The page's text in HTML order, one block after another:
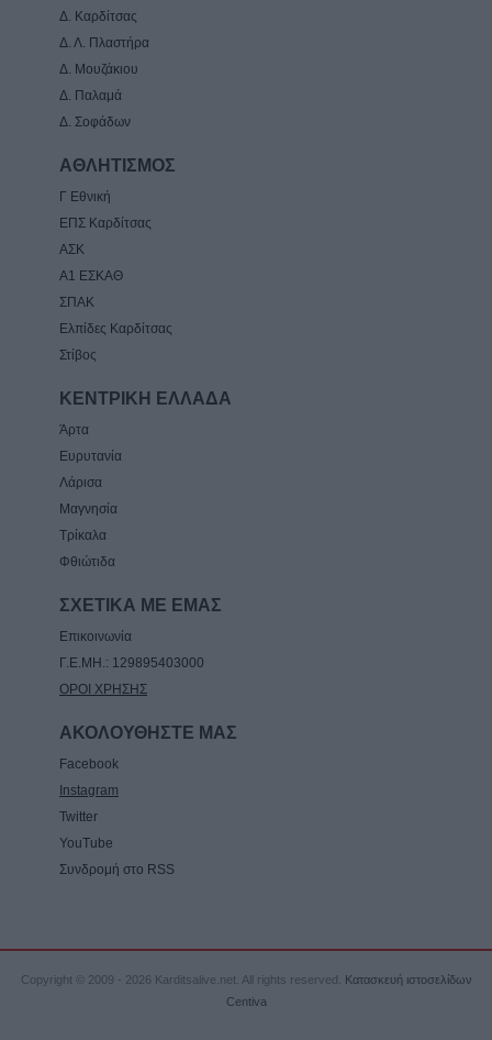
Δ. Καρδίτσας
Δ. Λ. Πλαστήρα
Δ. Μουζάκιου
Δ. Παλαμά
Δ. Σοφάδων
ΑΘΛΗΤΙΣΜΟΣ
Γ Εθνική
ΕΠΣ Καρδίτσας
ΑΣΚ
Α1 ΕΣΚΑΘ
ΣΠΑΚ
Ελπίδες Καρδίτσας
Στίβος
ΚΕΝΤΡΙΚΗ ΕΛΛΑΔΑ
Άρτα
Ευρυτανία
Λάρισα
Μαγνησία
Τρίκαλα
Φθιώτιδα
ΣΧΕΤΙΚΑ ΜΕ ΕΜΑΣ
Επικοινωνία
Γ.Ε.ΜΗ.: 129895403000
ΟΡΟΙ ΧΡΗΣΗΣ
ΑΚΟΛΟΥΘΗΣΤΕ ΜΑΣ
Facebook
Instagram
Twitter
YouTube
Συνδρομή στο RSS
Copyright © 2009 - 2026 Karditsalive.net. All rights reserved.
Κατασκευή ιστοσελίδων
Centiva